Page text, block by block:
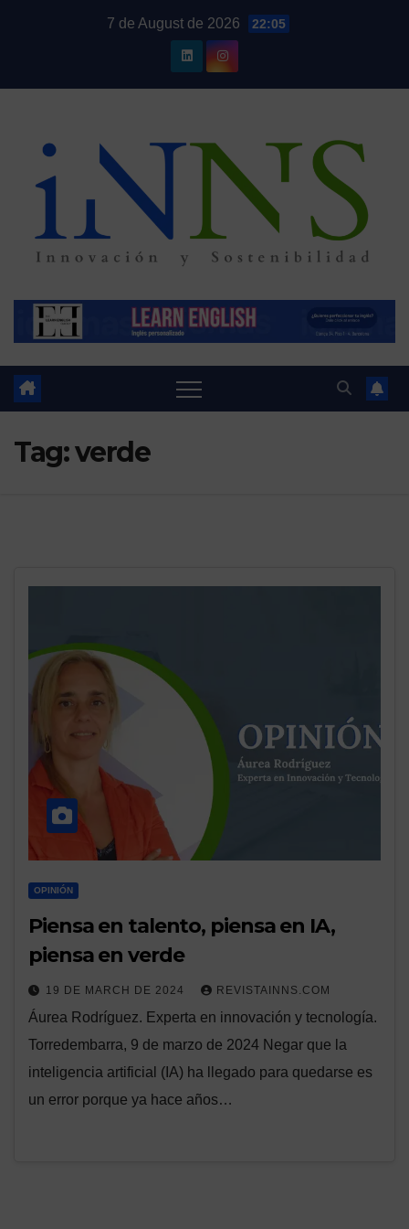
7 de August de 2026 22:05
Tag:verde
OPINIÓN
Piensa en talento, piensa en IA,
piensa en verde
19 DE MARCH DE 2024 REVISTAINNS.COM
Áurea Rodríguez. Experta en innovación y tecnología.
Torredembarra, 9 de marzo de 2024 Negar que la
inteligencia artificial (IA) ha llegado para quedarse es
un error porque ya hace años…